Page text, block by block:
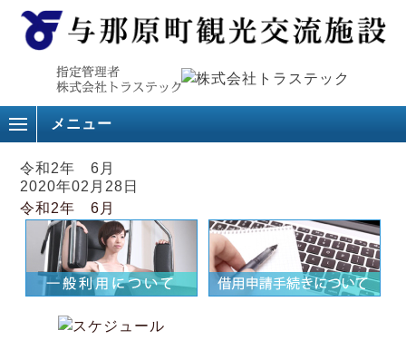
メニュー
令和2年 6月
2020年02月28日
令和2年 6月